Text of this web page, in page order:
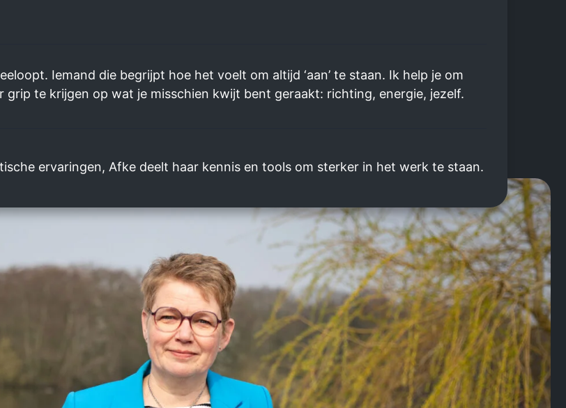
Iemand die begrijpt hoe het voelt om altijd ‘aan’ te staan. Ik help je om
te krijgen op wat je misschien kwijt bent geraakt: richting, energie, jezelf.
ervaringen, Afke deelt haar kennis en tools om sterker in het werk te staan.